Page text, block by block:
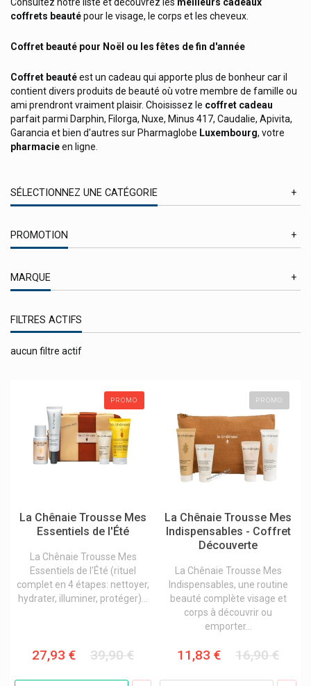
Vitamines et alimentation
Consultez notre liste et découvrez les meilleurs cadeaux
coffrets beautépour le visage, le corps et les cheveux.
Coffret beauté pour Noël ou les fêtes de fin d'année
Coffret beautéest un cadeau qui apporte plus de bonheur car il
contient divers produits de beauté où votre membre de famille ou
ami prendront vraiment plaisir. Choisissez le coffret cadeau
parfait parmi Darphin, Filorga, Nuxe, Minus 417, Caudalie, Apivita,
Garancia et bien d'autres sur Pharmaglobe Luxembourg, votre
pharmacieen ligne.
SÉLECTIONNEZ UNE CATÉGORIE
Eaux et Parfums
Hygiène bucco-dentaire
Hygiène corporelle
Hygiène intime
Sexualité
Soin du corps
Soin du cuir chevelu et des cheveux
Soins des ongles
Soins hommes
PROMOTION
MARQUE
Avène Produits / Avène Eau Thermale
Depot The Male Tools
Garancia Cosmétique Visage / Corps
Globe
L'occitane
La Chênaie Du Chêne À La Cosmétique
Mustela Bébé Et Enfant Mustela Maternité
Neutrogena
Odass Vernis Et Soins Ongles
Puressentiel Produits Aromathérapique
Roger&gallet (roger Gallet) Eau De Toilette Parfums Et
Savons
FILTRES ACTIFS
aucun filtre actif
PROMO
La Chênaie Trousse Mes
Essentiels de l'Été
La Chênaie Trousse Mes
Essentiels de l'Été (rituel
complet en 4 étapes: nettoyer,
hydrater, illuminer, protéger)...
27,93 € 39,90 €
PROMO
La Chênaie Trousse Mes
Indispensables - Coffret
Découverte
La Chênaie Trousse Mes
Indispensables, une routine
beauté complète visage et
corps à découvrir ou
emporter...
11,83 € 16,90 €